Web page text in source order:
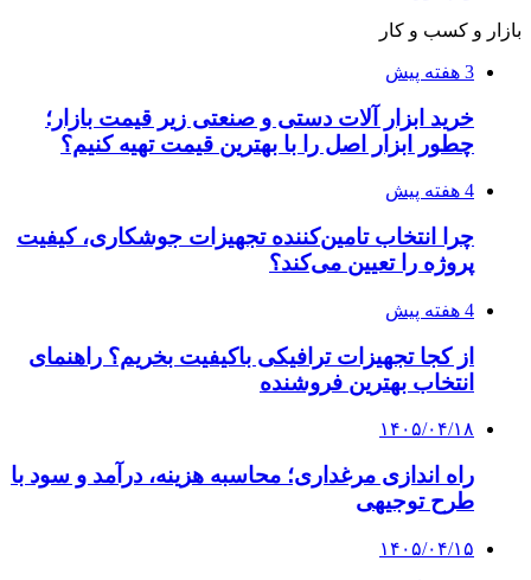
بازار و کسب و کار
3 هفته پیش
خرید ابزار آلات دستی و صنعتی زیر قیمت بازار؛
چطور ابزار اصل را با بهترین قیمت تهیه کنیم؟
4 هفته پیش
چرا انتخاب تامین‌کننده تجهیزات جوشکاری، کیفیت
پروژه را تعیین می‌کند؟
4 هفته پیش
از کجا تجهیزات ترافیکی باکیفیت بخریم؟ راهنمای
انتخاب بهترین فروشنده
۱۴۰۵/۰۴/۱۸
راه اندازی مرغداری؛ محاسبه هزینه، درآمد و سود با
طرح توجیهی
۱۴۰۵/۰۴/۱۵